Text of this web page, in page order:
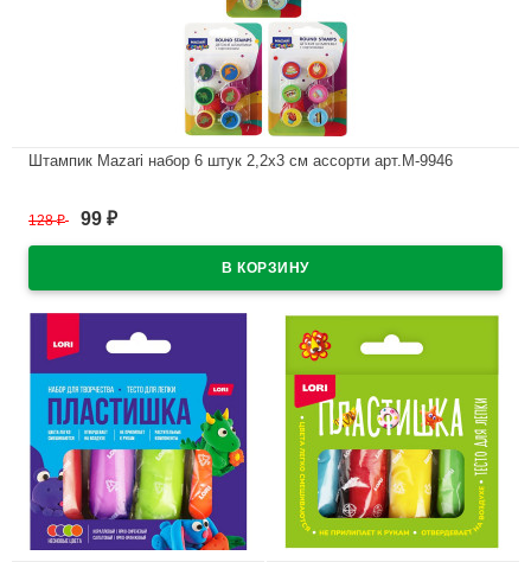
Штампик Mazari набор 6 штук 2,2х3 см ассорти арт.M-9946
128₽ 99 ₽